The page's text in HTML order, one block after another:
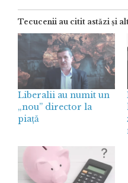
Tecucenii au citit astăzi și
Liberalii au numit un
„nou” director la
piață